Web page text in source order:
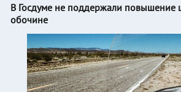
В Госдуме не поддержали повышение
обочине